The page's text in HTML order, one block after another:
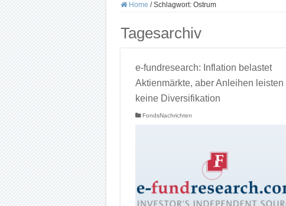
Home / Schlagwort: Ostrum
Tagesarchiv
e-fundresearch: Inflation belastet
Aktienmärkte, aber Anleihen leisten
keine Diversifikation
FondsNachrichten